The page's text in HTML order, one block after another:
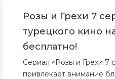
Розы и Грехи 7
турецкого кино
бесплатно!
Сериал «Розы и Грехи 7
привлекает внимание